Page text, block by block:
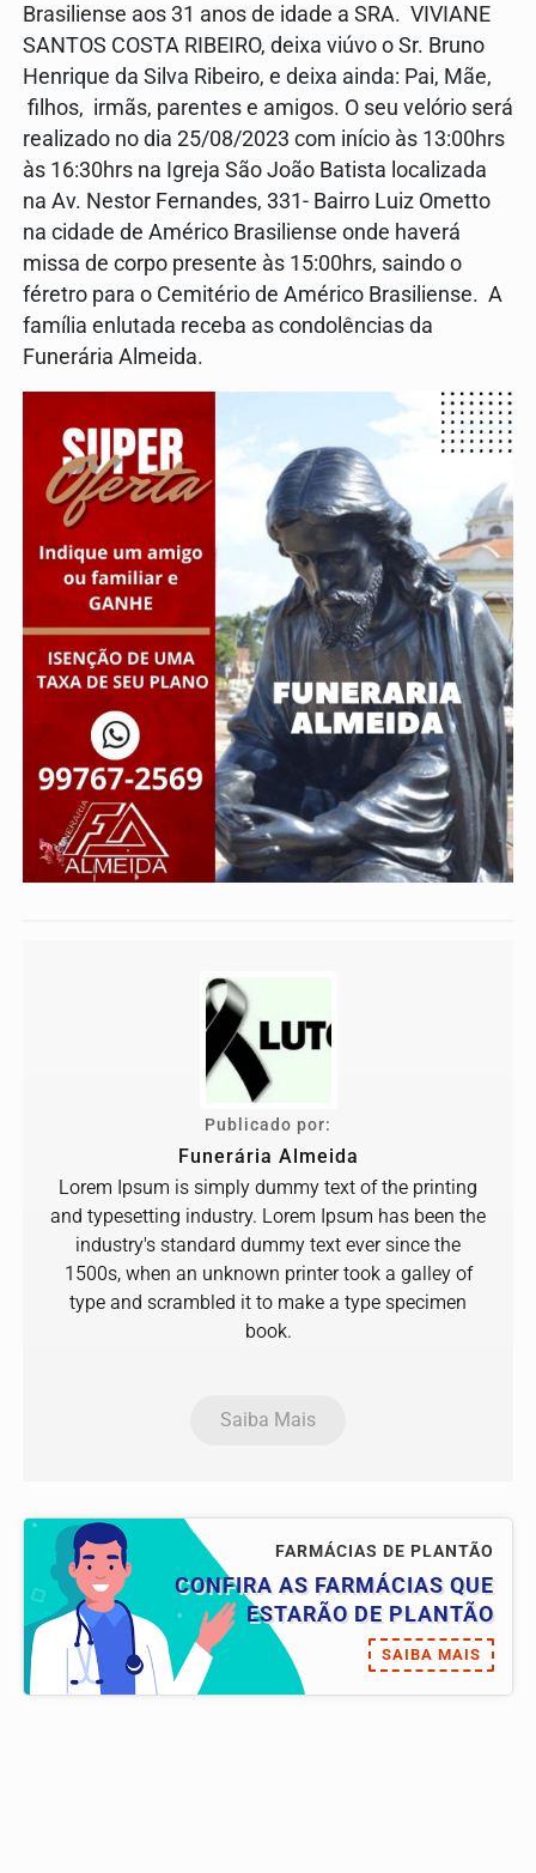
Brasiliense aos 31 anos de idade a SRA. VIVIANE
SANTOS COSTA RIBEIRO, deixa viúvo o Sr. Bruno
Henrique da Silva Ribeiro, e deixa ainda: Pai, Mãe,
filhos, irmãs, parentes e amigos. O seu velório será
realizado no dia 25/08/2023 com início às 13:00hrs
às 16:30hrs na Igreja São João Batista localizada
na Av. Nestor Fernandes, 331- Bairro Luiz Ometto
na cidade de Américo Brasiliense onde haverá
missa de corpo presente às 15:00hrs, saindo o
féretro para o Cemitério de Américo Brasiliense. A
família enlutada receba as condolências da
Funerária Almeida.
Publicado por:
Funerária Almeida
Lorem Ipsum is simply dummy text of the printing
and typesetting industry. Lorem Ipsum has been the
industry's standard dummy text ever since the
1500s, when an unknown printer took a galley of
type and scrambled it to make a type specimen
book.
Saiba Mais
FARMÁCIAS DE PLANTÃO
CONFIRA AS FARMÁCIAS QUE
ESTARÃO DE PLANTÃO
SAIBA MAIS